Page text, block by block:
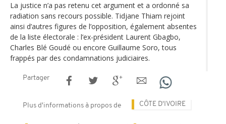
La justice n’a pas retenu cet argument et a ordonné sa
radiation sans recours possible. Tidjane Thiam rejoint
ainsi d’autres figures de l’opposition, également absentes
de la liste électorale : l’ex-président Laurent Gbagbo,
Charles Blé Goudé ou encore Guillaume Soro, tous
frappés par des condamnations judiciaires.
Partager
Plus d'informations à propos de CÔTE D'IVOIRE